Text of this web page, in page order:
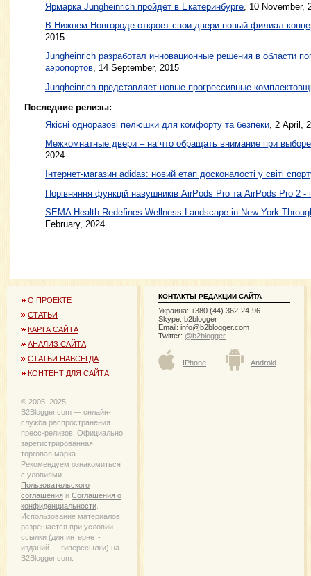
Ярмарка Jungheinrich пройдет в Екатеринбурге 10 November,
В Нижнем Новгороде откроет свои двери новый филиал
2015
Jungheinrich разработал инновационные решения в области
аэропортов, 14 September, 2015
Jungheinrich представляет новые прогрессивные
Последние релизы:
Якісні одноразові пелюшки для комфорту та безпеки , 2 April,
Межкомнатные двери – на что обращать внимание при
2024
Інтернет-магазин adidas: новий етап досконалості у світі
Порівняння функцій навушників AirPods Pro та AirPods Pro 2 -
SEMA Health Redefines Wellness Landscape in New York
February, 2024
О ПРОЕКТЕ
СТАТЬИ
КАРТА САЙТА
АНАЛИЗ САЙТА
СТАТЬИ НАВСЕГДА
КОНТЕНТ ДЛЯ САЙТА
© 2005−2025,
B2Blogger.com — онлайн-
служба распространения
пресс-релизов. Официально
зарегистрированная
торговая марка.
Рекомендуем ознакомиться
с уловиями
Пользовательского
соглашения и Соглашения о
конфиденциальности.
Использование материалов
разрешается при условии
ссылки (для интернет-
изданий — гиперссылки) на
B2Blogger.com.
КОНТАКТЫ РЕДАКЦИИ САЙТА
Украина: +380 (44) 362-24-96
Skype: b2blogger
Email: info@b2blogger.com
Twitter: @b2blogger
IPhone Android